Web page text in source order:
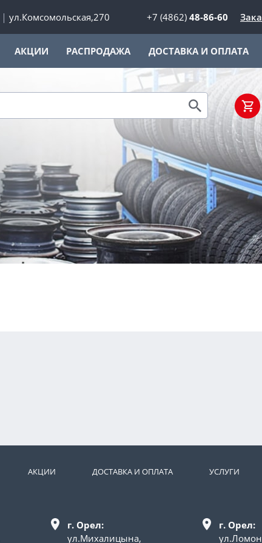
ул.Комсомольская,270 +7 (4862) 48-86-60
АКЦИИ РАСПРОДАЖА ДОСТАВКА И ОПЛАТА
АКЦИИ ДОСТАВКА И ОПЛАТА УСЛУГИ
г. Орел:
ул.Михалицына,
г. Орел: